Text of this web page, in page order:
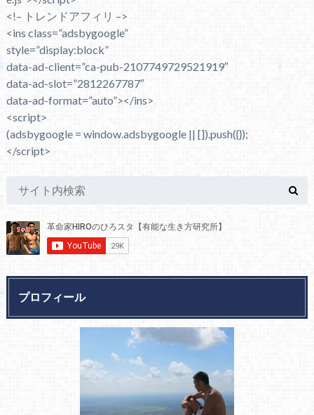
<!– トレンドアフィリ –>
<ins class=”adsbygoogle”
style=”display:block”
data-ad-client=”ca-pub-2107749729521919″
data-ad-slot=”2812267787″
data-ad-format=”auto”></ins>
<script>
(adsbygoogle = window.adsbygoogle || []).push({});
</script>
プロフィール